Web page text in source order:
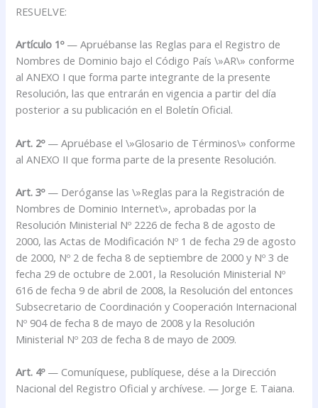
RESUELVE:
Artículo 1º — Apruébanse las Reglas para el Registro de
Nombres de Dominio bajo el Código País \»AR\» conforme
al ANEXO I que forma parte integrante de la presente
Resolución, las que entrarán en vigencia a partir del día
posterior a su publicación en el Boletín Oficial.
Art. 2º — Apruébase el \»Glosario de Términos\» conforme
al ANEXO II que forma parte de la presente Resolución.
Art. 3º — Deróganse las \»Reglas para la Registración de
Nombres de Dominio Internet\», aprobadas por la
Resolución Ministerial Nº 2226 de fecha 8 de agosto de
2000, las Actas de Modificación Nº 1 de fecha 29 de agosto
de 2000, Nº 2 de fecha 8 de septiembre de 2000 y Nº 3 de
fecha 29 de octubre de 2.001, la Resolución Ministerial Nº
616 de fecha 9 de abril de 2008, la Resolución del entonces
Subsecretario de Coordinación y Cooperación Internacional
Nº 904 de fecha 8 de mayo de 2008 y la Resolución
Ministerial Nº 203 de fecha 8 de mayo de 2009.
Art. 4º — Comuníquese, publíquese, dése a la Dirección
Nacional del Registro Oficial y archívese. — Jorge E. Taiana.